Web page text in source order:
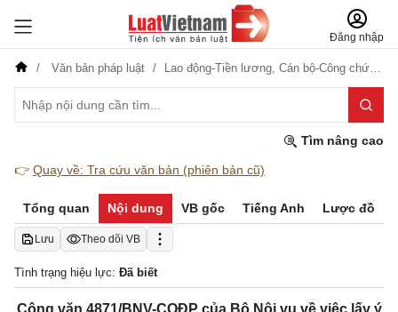
Đăng nhập
Văn bản pháp luật Lao động-Tiền lương, Cán bộ-Công chức-Viên chức,
Tìm nâng cao
👉 Quay về: Tra cứu văn bản (phiên bản cũ)
Tổng quan Nội dung VB gốc Tiếng Anh Lược đồ
Lưu Theo dõi VB
Tình trạng hiệu lực: Đã biết
Công văn 4871/BNV-CQĐP của Bộ Nội vụ về việc lấy ý